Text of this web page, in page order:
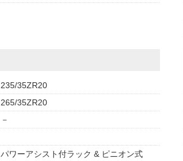
235/35ZR20
265/35ZR20
－
パワーアシスト付ラック & ピニオン式